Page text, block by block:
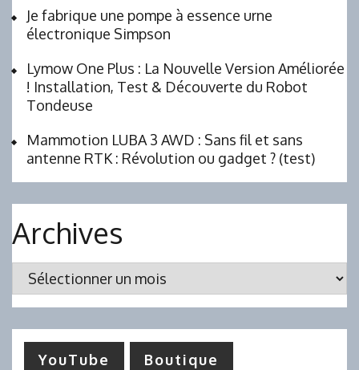
Je fabrique une pompe à essence urne
électronique Simpson
Lymow One Plus : La Nouvelle Version Améliorée
! Installation, Test & Découverte du Robot
Tondeuse
Mammotion LUBA 3 AWD : Sans fil et sans
antenne RTK : Révolution ou gadget ? (test)
Archives
Archives
YouTube Boutique